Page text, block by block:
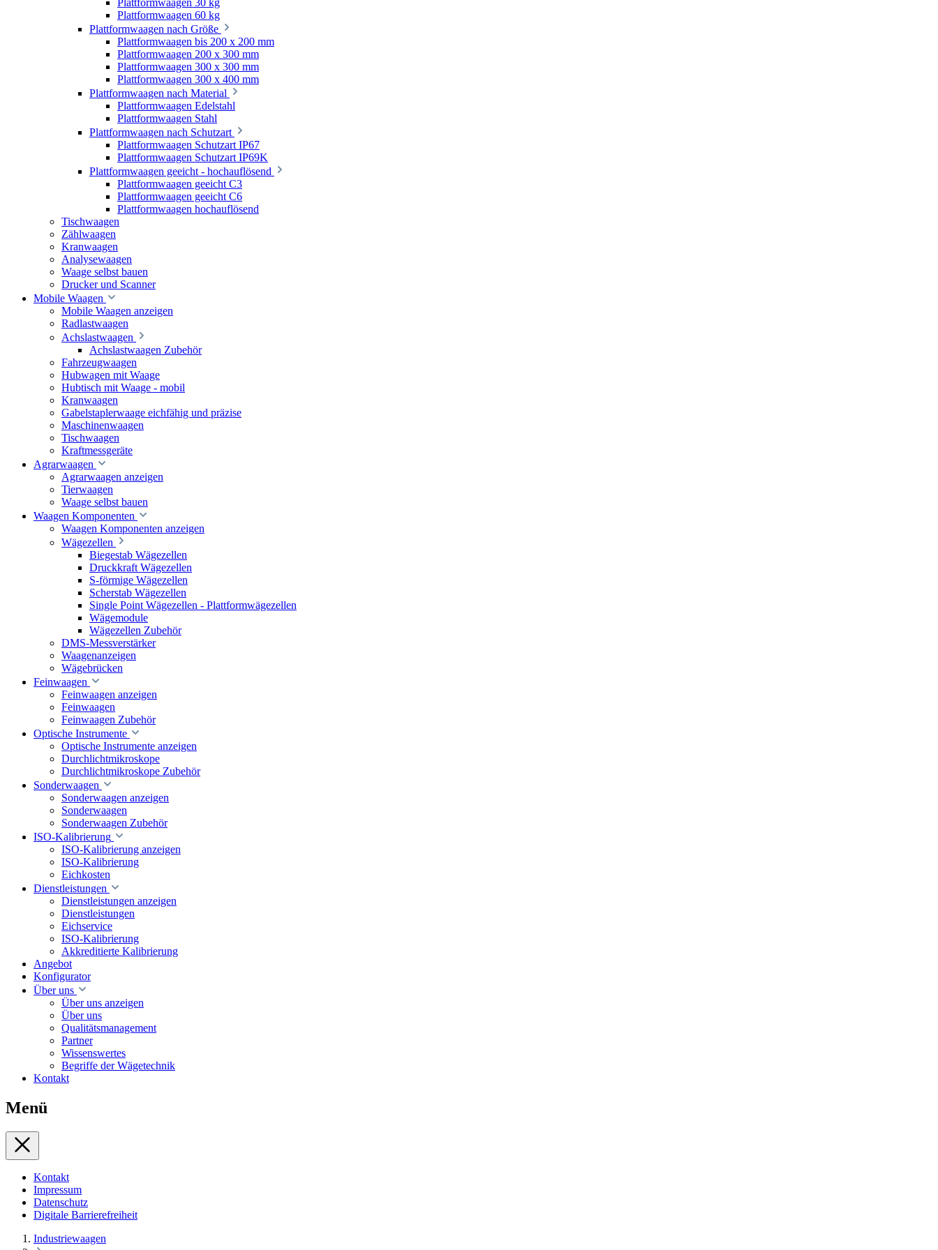
Plattformwaagen 60 kg
Plattformwaagen nach Größe
Plattformwaagen bis 200 x 200 mm
Plattformwaagen 200 x 300 mm
Plattformwaagen 300 x 300 mm
Plattformwaagen 300 x 400 mm
Plattformwaagen nach Material
Plattformwaagen Edelstahl
Plattformwaagen Stahl
Plattformwaagen nach Schutzart
Plattformwaagen Schutzart IP67
Plattformwaagen Schutzart IP69K
Plattformwaagen geeicht - hochauflösend
Plattformwaagen geeicht C3
Plattformwaagen geeicht C6
Plattformwaagen hochauflösend
Tischwaagen
Zählwaagen
Kranwaagen
Analysewaagen
Waage selbst bauen
Drucker und Scanner
Mobile Waagen
Mobile Waagen anzeigen
Radlastwaagen
Achslastwaagen
Achslastwaagen Zubehör
Fahrzeugwaagen
Hubwagen mit Waage
Hubtisch mit Waage - mobil
Kranwaagen
Gabelstaplerwaage eichfähig und präzise
Maschinenwaagen
Tischwaagen
Kraftmessgeräte
Agrarwaagen
Agrarwaagen anzeigen
Tierwaagen
Waage selbst bauen
Waagen Komponenten
Waagen Komponenten anzeigen
Wägezellen
Biegestab Wägezellen
Druckkraft Wägezellen
S-förmige Wägezellen
Scherstab Wägezellen
Single Point Wägezellen - Plattformwägezellen
Wägemodule
Wägezellen Zubehör
DMS-Messverstärker
Waagenanzeigen
Wägebrücken
Feinwaagen
Feinwaagen anzeigen
Feinwaagen
Feinwaagen Zubehör
Optische Instrumente
Optische Instrumente anzeigen
Durchlichtmikroskope
Durchlichtmikroskope Zubehör
Sonderwaagen
Sonderwaagen anzeigen
Sonderwaagen
Sonderwaagen Zubehör
ISO-Kalibrierung
ISO-Kalibrierung anzeigen
ISO-Kalibrierung
Eichkosten
Dienstleistungen
Dienstleistungen anzeigen
Dienstleistungen
Eichservice
ISO-Kalibrierung
Akkreditierte Kalibrierung
Angebot
Konfigurator
Über uns
Über uns anzeigen
Über uns
Qualitätsmanagement
Partner
Wissenswertes
Begriffe der Wägetechnik
Kontakt
Menü
Kontakt
Impressum
Datenschutz
Digitale Barrierefreiheit
Industriewaagen